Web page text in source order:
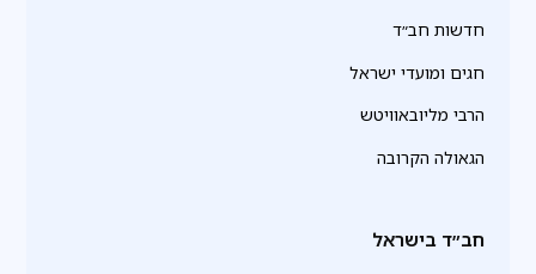
חדשות חב״ד
חגים ומועדי ישראל
הרבי מליובאוויטש
הגאולה הקרובה
חב״ד בישראל